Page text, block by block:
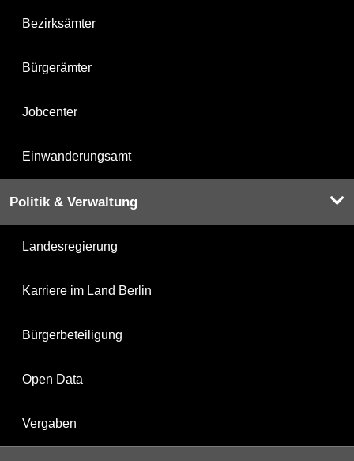
Bezirksämter
Bürgerämter
Jobcenter
Einwanderungsamt
Politik & Verwaltung
Landesregierung
Karriere im Land Berlin
Bürgerbeteiligung
Open Data
Vergaben